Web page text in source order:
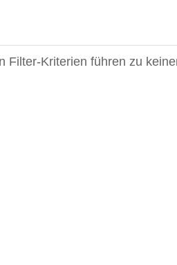
Filter-Kriterien führen zu